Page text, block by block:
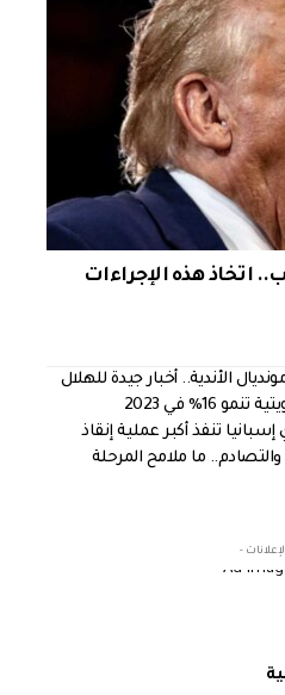
اتخاذ هذه الإجراءات
الأندية.. أخبار جيدة للهلال
في 2023
ما ملامح المرحلة
-